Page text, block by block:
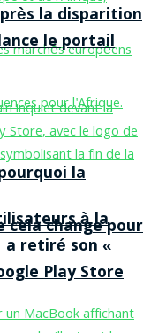
la
cela change pour
la disparition
le portail
à la
retiré son «
Play Store